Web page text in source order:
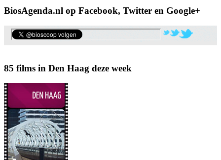
BiosAgenda.nl op Facebook, Twitter en Google+
85 films in Den Haag deze week